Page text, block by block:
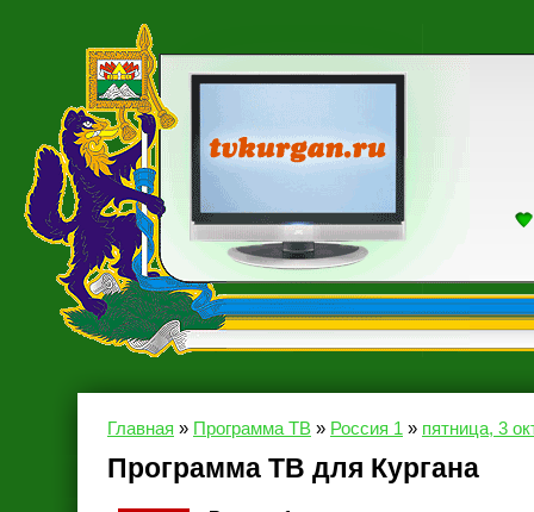
Главная » Программа ТВ » Россия 1 » пятница, 3
Программа ТВ для Кургана